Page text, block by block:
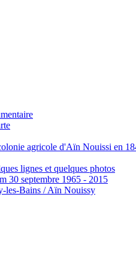
agricole d'Aïn Nouissi en
lignes et quelques photos
30 septembre 1965 - 2015
les-Bains / Aïn Nouissy